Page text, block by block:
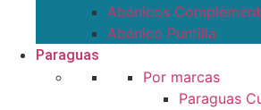
Abanicos
Abanico Puntilla
Paraguas
Por marcas
Paraguas